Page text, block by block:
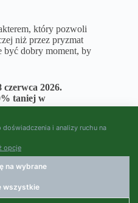
który pozwoli
niż przez pryzmat
być dobry moment, by
2026.
taniej w
i analizy ruchu na
opcje
na wybrane
wszystkie